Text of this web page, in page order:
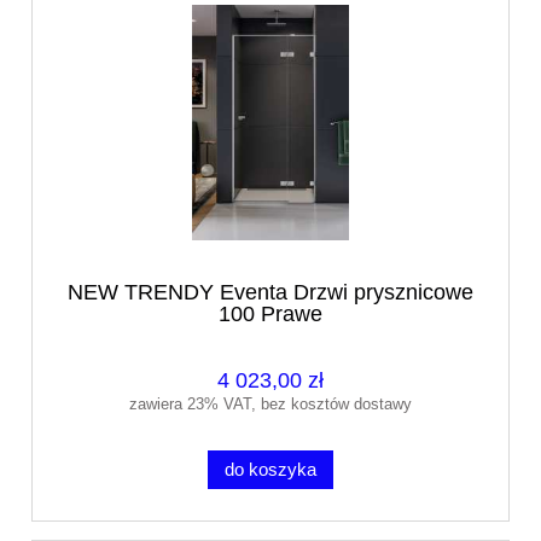
NEW TRENDY Eventa Drzwi prysznicowe
100 Prawe
4 023,00 zł
zawiera 23% VAT, bez kosztów dostawy
do koszyka